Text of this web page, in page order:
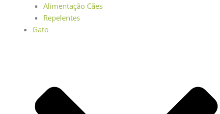
Alimentação Cães
Repelentes
Gato